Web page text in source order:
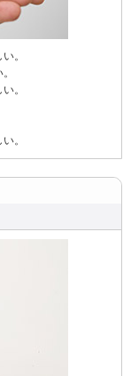
。
。
。